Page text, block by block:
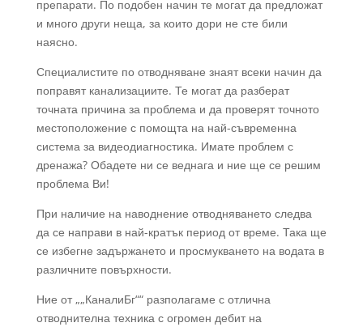
препарати. По подобен начин те могат да предложат
и много други неща, за които дори не сте били
наясно.
Специалистите по отводняване знаят всеки начин да
поправят канализациите. Те могат да разберат
точната причина за проблема и да проверят точното
местоположение с помощта на най-съвременна
система за видеодиагностика. Имате проблем с
дренажа? Обадете ни се веднага и ние ще се решим
проблема Ви!
При наличие на наводнение отводняването следва
да се направи в най-кратък период от време. Така ще
се избегне задържането и просмукването на водата в
различните повърхности.
Ние от „„КаналиБг““ разполагаме с отлична
отводнителна техника с огромен дебит на